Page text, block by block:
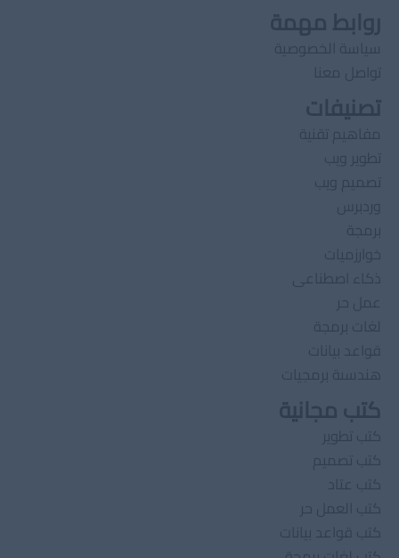
روابط مهمة
سياسة الخصوصية
تواصل معنا
تصنيفات
مفاهيم تقنية
تطوير ويب
تصميم ويب
وردبرس
برمجة
خوارزميات
ذكاء اصطناعى
عمل حر
لغات برمجة
قواعد بيانات
هندسىة برمجيات
كتب مجانية
كتب تطوير
كتب تصميم
كتب عتاد
كتب العمل حر
كتب قواعد بيانات